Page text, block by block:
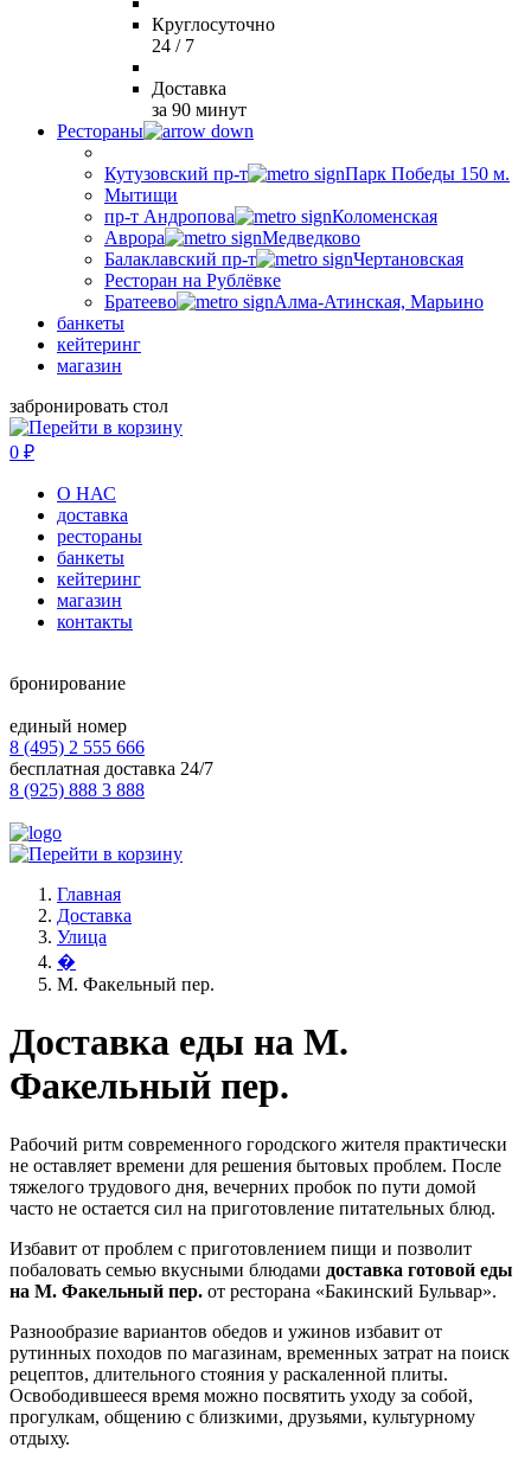
Круглосуточно
24 / 7
Доставка
за 90 минут
Рестораны
Кутузовский пр-т
Парк Победы 150 м.
Мытищи
пр-т Андропова
Коломенская
Аврора
Медведково
Балаклавский пр-т
Чертановская
Ресторан на Рублёвке
Братеево
Алма-Атинская, Марьино
банкеты
кейтеринг
магазин
забронировать стол
0 ₽
О НАС
доставка
рестораны
банкеты
кейтеринг
магазин
контакты
бронирование
единый номер
8 (495) 2 555 666
бесплатная доставка 24/7
8 (925) 888 3 888
Главная
Доставка
Улица
�
М. Факельный пер.
Доставка еды на М.
Факельный пер.
Рабочий ритм современного городского жителя практически
не оставляет времени для решения бытовых проблем. После
тяжелого трудового дня, вечерних пробок по пути домой
часто не остается сил на приготовление питательных блюд.
Избавит от проблем с приготовлением пищи и позволит
побаловать семью вкусными блюдами доставка готовой еды
на М. Факельный пер. от ресторана «Бакинский Бульвар».
Разнообразие вариантов обедов и ужинов избавит от
рутинных походов по магазинам, временных затрат на поиск
рецептов, длительного стояния у раскаленной плиты.
Освободившееся время можно посвятить уходу за собой,
прогулкам, общению с близкими, друзьями, культурному
отдыху.